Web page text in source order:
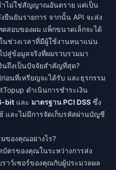
าไม่ใช่สัญญาณอันตราย แต่เป็น
ยืนยันรายการ จากนั้น API จะส่ง
สอบของผม แพ็กขนาดเล็กจะได้
นช่วงเวลาที่มีผู้ใช้งานหนาแน่น
สู่ข้อมูลจริงที่ผมรวบรวมมา
นถึงเป็นปัจจัยสำคัญที่สุด?
อนที่เหรียญจะได้รับ และธุรกรรม
ดำเนินการชำระเงิน
bit และ มาตรฐาน PCI DSS ซึ่ง
และไม่มีการจัดเก็บรหัสผ่านบัญชี
ของคุณอย่างไร?
บัตรของคุณในระหว่างการส่ง
ราว์เซอร์ของคุณกับผู้ประมวลผล